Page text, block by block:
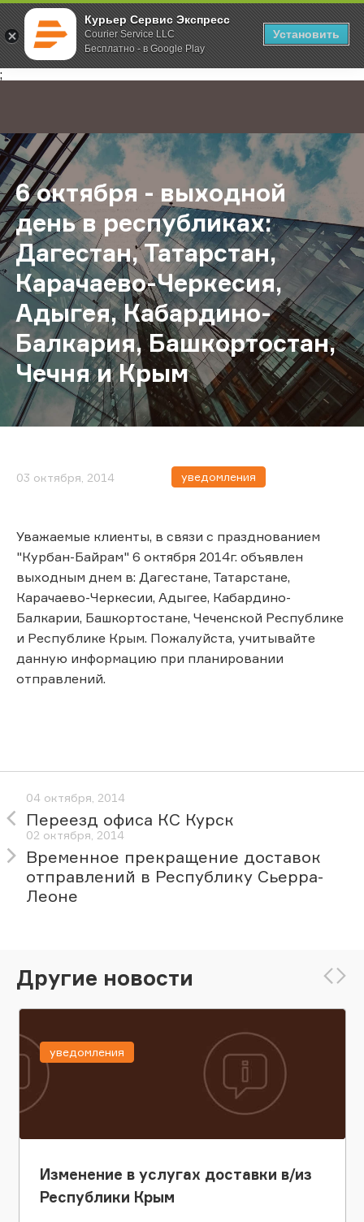
Курьер Сервис Экспресс
Courier Service LLC
Бесплатно - в Google Play
Установить
;
Главная О компании Новости 6 октября - выходной день в
6 октября - выходной
день в республиках:
Дагестан, Татарстан,
Карачаево-Черкесия,
Адыгея, Кабардино-
Балкария, Башкортостан,
Чечня и Крым
03 октября, 2014 уведомления
Уважаемые клиенты, в связи с празднованием
"Курбан-Байрам" 6 октября 2014г. объявлен
выходным днем в: Дагестане, Татарстане,
Карачаево-Черкесии, Адыгее, Кабардино-
Балкарии, Башкортостане, Чеченской Республике
и Республике Крым. Пожалуйста, учитывайте
данную информацию при планировании
отправлений.
04 октября, 2014
Переезд офиса КС Курск
02 октября, 2014
Временное прекращение доставок
отправлений в Республику Сьерра-
Леоне
Другие новости
Изменение в услугах доставки в/из
Республики Крым
уведомления